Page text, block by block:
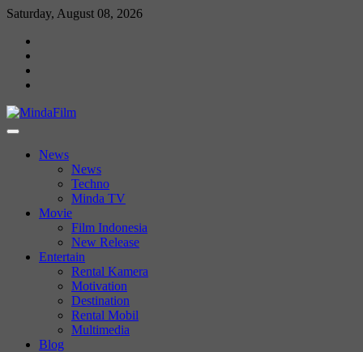
Skip
content
Saturday, August 08, 2026
News
News
Techno
Minda TV
Movie
Film Indonesia
New Release
Entertain
Rental Kamera
Motivation
Destination
Rental Mobil
Multimedia
Blog